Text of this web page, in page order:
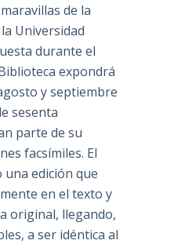
de la
Universidad
durante el
expondrá
y septiembre
sesenta
parte de su
facsímiles. El
una edición que
en el texto y
original, llegando,
a ser idéntica al